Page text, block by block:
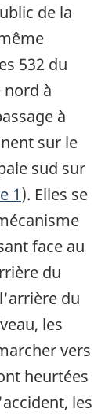
de la
532 du
nord à
à
sur le
sud sur
1). Elles se
face au
du
du
les
vers
heurtées
les